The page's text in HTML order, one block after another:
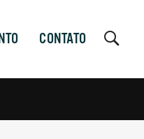
CONTATO